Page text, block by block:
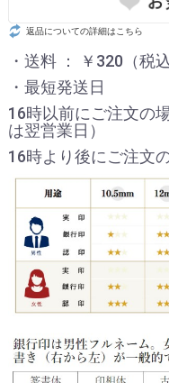
返品についての詳細はこちら
・送料 ： ￥320（税
・最短発送日
16時以前にご注文の
は翌営業日）
16時より後にご注文